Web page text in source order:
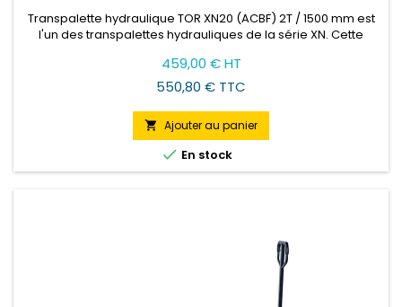
Transpalette hydraulique TOR XN20 (ACBF) 2T / 1500 mm est
l'un des transpalettes hydrauliques de la série XN. Cette
jusqu'à 2 tonnes et a les fourches allongées de 1500 mm.
Prix
459,00 € HT
550,80 € TTC
 Ajouter au panier
 En stock